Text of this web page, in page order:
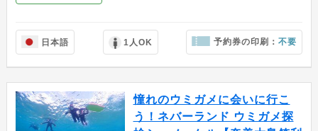
日本語 1人OK 予約券の印刷：不要
憧れのウミガメに会いに行こ
う！ネバーランド ウミガメ探